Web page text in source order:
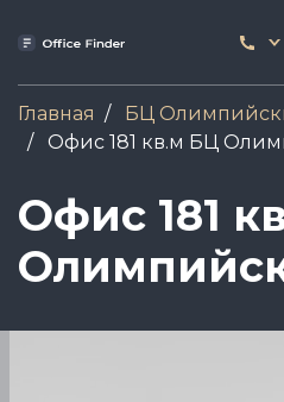
содержанию
Главная
БЦ
Офис 181 кв.м БЦ
Офис 181